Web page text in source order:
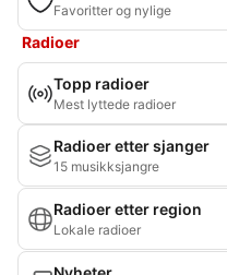
Favoritter og nylige
Radioer
Topp radioer
Mest lyttede radioer
Radioer etter sjanger
15 musikksjangre
Radioer etter region
Lokale radioer